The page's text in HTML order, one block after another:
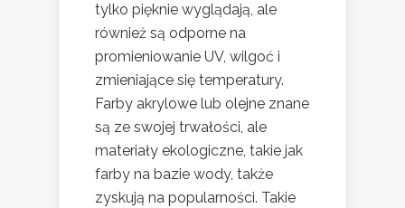
tylko pięknie wyglądają, ale
również są odporne na
promieniowanie UV, wilgoć i
zmieniające się temperatury.
Farby akrylowe lub olejne znane
są ze swojej trwałości, ale
materiały ekologiczne, takie jak
farby na bazie wody, także
zyskują na popularności. Takie